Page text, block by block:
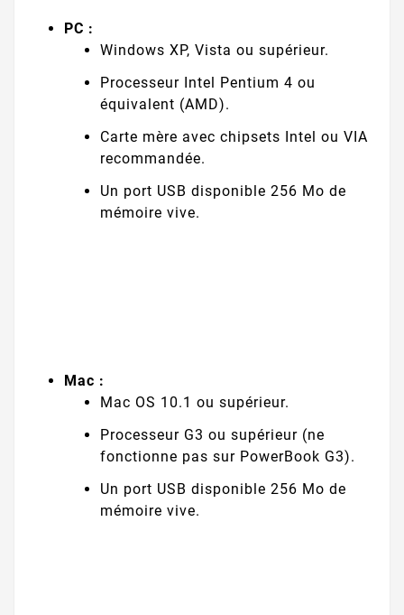
PC :
Windows XP, Vista ou supérieur.
Processeur Intel Pentium 4 ou
équivalent (AMD).
Carte mère avec chipsets Intel ou VIA
recommandée.
Un port USB disponible 256 Mo de
mémoire vive.
Mac :
Mac OS 10.1 ou supérieur.
Processeur G3 ou supérieur (ne
fonctionne pas sur PowerBook G3).
Un port USB disponible 256 Mo de
mémoire vive.